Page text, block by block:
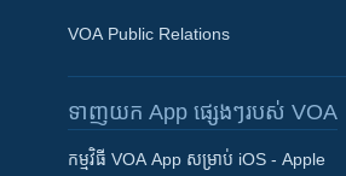
Khmer English
VOA Public Relations
ទាញយក​ App ផ្សេងៗ​របស់​ VOA
កម្មវិធី​ VOA App សម្រាប់ iOS - Apple